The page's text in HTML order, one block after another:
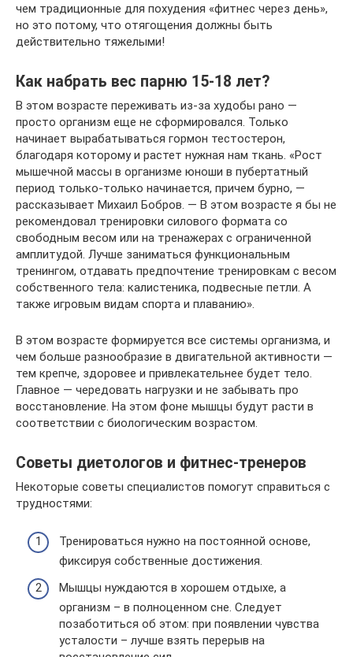
чем традиционные для похудения «фитнес через день»,
но это потому, что отягощения должны быть
действительно тяжелыми!
Как набрать вес парню 15-18 лет?
В этом возрасте переживать из-за худобы рано —
просто организм еще не сформировался. Только
начинает вырабатываться гормон тестостерон,
благодаря которому и растет нужная нам ткань. «Рост
мышечной массы в организме юноши в пубертатный
период только-только начинается, причем бурно, —
рассказывает Михаил Бобров. — В этом возрасте я бы не
рекомендовал тренировки силового формата со
свободным весом или на тренажерах с ограниченной
амплитудой. Лучше заниматься функциональным
тренингом, отдавать предпочтение тренировкам с весом
собственного тела: калистеника, подвесные петли. А
также игровым видам спорта и плаванию».
В этом возрасте формируется все системы организма, и
чем больше разнообразие в двигательной активности —
тем крепче, здоровее и привлекательнее будет тело.
Главное — чередовать нагрузки и не забывать про
восстановление. На этом фоне мышцы будут расти в
соответствии с биологическим возрастом.
Советы диетологов и фитнес-тренеров
Некоторые советы специалистов помогут справиться с
трудностями:
Тренироваться нужно на постоянной основе,
фиксируя собственные достижения.
Мышцы нуждаются в хорошем отдыхе, а
организм – в полноценном сне. Следует
позаботиться об этом: при появлении чувства
усталости – лучше взять перерыв на